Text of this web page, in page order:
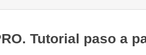
Tutorial paso a